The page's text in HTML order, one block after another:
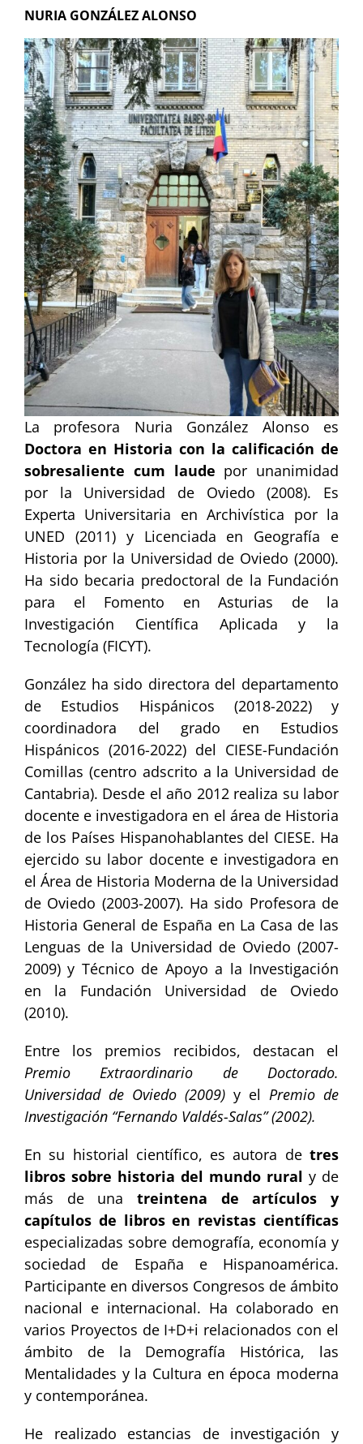
NURIA GONZÁLEZ ALONSO
La profesora Nuria González Alonso es
Doctora en Historia con la calificación de
sobresaliente cum laude por unanimidad
por la Universidad de Oviedo (2008). Es
Experta Universitaria en Archivística por la
UNED (2011) y Licenciada en Geografía e
Historia por la Universidad de Oviedo (2000).
Ha sido becaria predoctoral de la Fundación
para el Fomento en Asturias de la
Investigación Científica Aplicada y la
Tecnología (FICYT).
González ha sido directora del departamento
de Estudios Hispánicos (2018-2022) y
coordinadora del grado en Estudios
Hispánicos (2016-2022) del CIESE-Fundación
Comillas (centro adscrito a la Universidad de
Cantabria). Desde el año 2012 realiza su labor
docente e investigadora en el área de Historia
de los Países Hispanohablantes del CIESE. Ha
ejercido su labor docente e investigadora en
el Área de Historia Moderna de la Universidad
de Oviedo (2003-2007). Ha sido Profesora de
Historia General de España en La Casa de las
Lenguas de la Universidad de Oviedo (2007-
2009) y Técnico de Apoyo a la Investigación
en la Fundación Universidad de Oviedo
(2010).
Entre los premios recibidos, destacan el
Premio Extraordinario de Doctorado.
Universidad de Oviedo (2009) y el Premio de
Investigación “Fernando Valdés-Salas” (2002).
En su historial científico, es autora de tres
libros sobre historia del mundo rural y de
más de una treintena de artículos y
capítulos de libros en revistas científicas
especializadas sobre demografía, economía y
sociedad de España e Hispanoamérica.
Participante en diversos Congresos de ámbito
nacional e internacional. Ha colaborado en
varios Proyectos de I+D+i relacionados con el
ámbito de la Demografía Histórica, las
Mentalidades y la Cultura en época moderna
y contemporánea.
He realizado estancias de investigación y